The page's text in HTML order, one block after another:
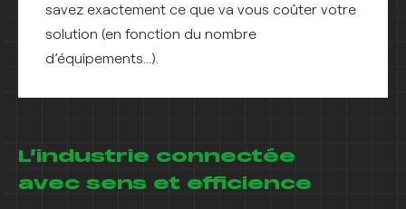
savez exactement ce que va vous coûter votre
solution (en fonction du nombre
d’équipements…).
L’industrie connectée
avec sens et efficience